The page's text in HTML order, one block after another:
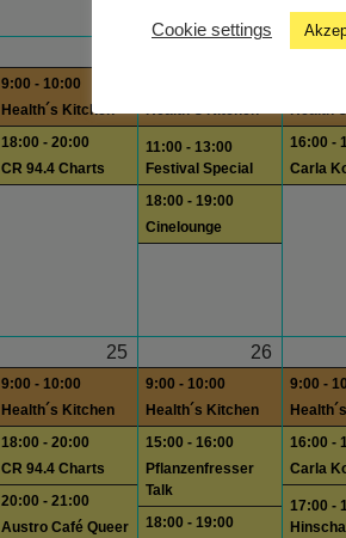
9:00 - 10:00
Health´s Kitchen
18:00 - 20:00
CR 94.4 Charts
Health´s Kitchen
11:00 - 13:00
Festival Special
18:00 - 19:00
Cinelounge
16:00 -
Carla
25
9:00 - 10:00
Health´s Kitchen
18:00 - 20:00
CR 94.4 Charts
20:00 - 21:00
Austro Café Queer
26
9:00 - 10:00
Health´s Kitchen
15:00 - 16:00
Pflanzenfresser
Talk
18:00 - 19:00
9:00 -
16:00 -
Carla
17:00 -
Cookie settings